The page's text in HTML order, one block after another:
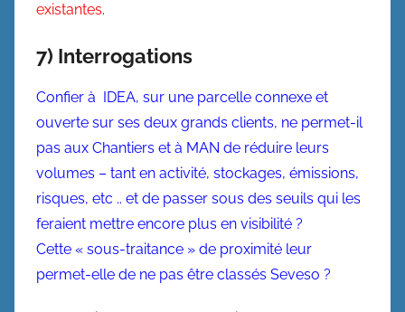
existantes.
7) Interrogations
Confier à IDEA, sur une parcelle connexe et
ouverte sur ses deux grands clients, ne permet-il
pas aux Chantiers et à MAN de réduire leurs
volumes – tant en activité, stockages, émissions,
risques, etc .. et de passer sous des seuils qui les
feraient mettre encore plus en visibilité ?
Cette « sous-traitance » de proximité leur
permet-elle de ne pas être classés Seveso ?